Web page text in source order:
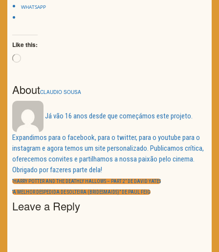
WHATSAPP
Like this:
Loading…
AboutCLAUDIO SOUSA
Já vão 16 anos desde que começámos este projeto.
Expandimos para o facebook, para o twitter, para o youtube para o
instagram e agora temos um site personalizado. Publicamos crítica,
oferecemos convites e partilhamos a nossa paixão pelo cinema.
Obrigado por fazeres parte dela!
Navegação
de
artigos
PREVIOUS
“HARRY POTTER AND THE DEATHLY HALLOWS – PART 2” DE DAVID YATES
NEXT
“A MELHOR DESPEDIDA DE SOLTEIRA (BRIDESMAIDS)” DE PAUL FEIG
Leave a Reply